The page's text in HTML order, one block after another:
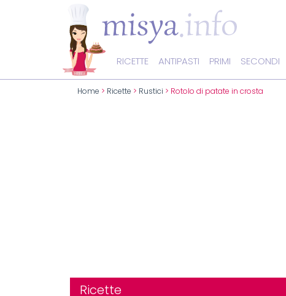
RICETTE ANTIPASTI PRIMI SECONDI
Home > Ricette > Rustici > Rotolo di patate in crosta
Ricette